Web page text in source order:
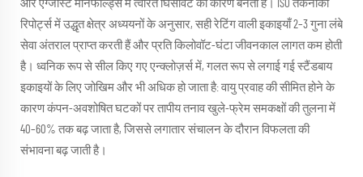
और एग्जॉस्ट मैनिफोल्ड्स में त्वरित घिसावट का कारण बनता है। ISO तकनीकी
रिपोर्ट्स में उद्धृत क्षेत्र अध्ययनों के अनुसार, सही रेटिंग वाली इकाइयाँ 2–3 गुना लंबे
सेवा अंतराल प्राप्त करती हैं और प्रति किलोवॉट-घंटा जीवनकाल लागत कम होती
है। ध्वनिक रूप से सील किए गए एन्क्लोज़र्स में, गलत रूप से लगाई गई स्टैंडबाय
इकाइयों के लिए जोखिम और भी अधिक हो जाता है: वायु प्रवाह की सीमित होने के
कारण कंपन-अवशोषित घटकों पर तापीय तनाव खुले-फ्रेम समकक्षों की तुलना में
40–60% तक बढ़ जाता है, जिससे लगातार संचालन के दौरान विफलता की
संभावना बढ़ जाती है।